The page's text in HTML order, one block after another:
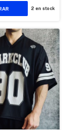
2 en stock